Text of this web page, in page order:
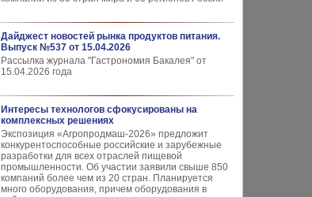
Дайджест новостей рынка продуктов питания.
Выпуск №537 от 15.04.2026
Рассылка журнала "Гастрономия Бакалея" от
15.04.2026 года
Интересы технологов сфокусированы на
комплексных решениях
Экспозиция «Агропродмаш-2026» предложит
конкурентоспособные российские и зарубежные
разработки для всех отраслей пищевой
промышленности. Об участии заявили свыше 850
компаний более чем из 20 стран. Планируется
много оборудования, причем оборудования в